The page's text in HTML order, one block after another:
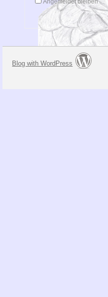
Angemeldet bleiben
Blog with WordPress